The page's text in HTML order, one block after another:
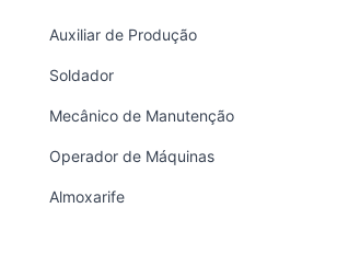
Auxiliar de Produção
Soldador
Mecânico de Manutenção
Operador de Máquinas
Almoxarife